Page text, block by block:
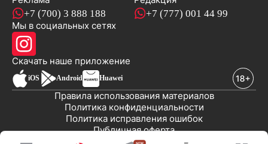
+7 (700) 3 888 188 +7 (777) 001 44 99
Мы в социальных сетях
Скачать наше приложениеновостей
iOS Android Huawei
Публичная оферта
Политика исправления ошибок
Политика конфиденциальности
Правила использования материалов
© 2008-2026 ТОО «EML»